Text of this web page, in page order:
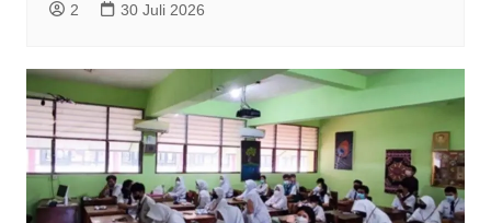
2 30 Juli 2026